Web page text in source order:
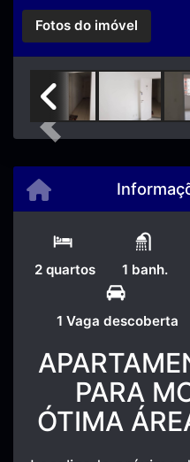
Fotos do imóvel
Previous
2 quartos 1 banh.
1 Vaga descoberta
PARA
ÓTIMA